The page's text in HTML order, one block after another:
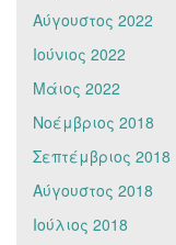
Αύγουστος 2022
Ιούνιος 2022
Μάιος 2022
Νοέμβριος 2018
Σεπτέμβριος 2018
Αύγουστος 2018
Ιούλιος 2018